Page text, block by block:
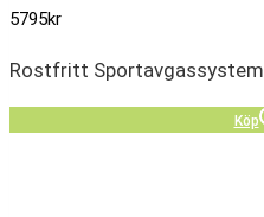
5795kr
Rostfritt Sportavgassystem
Köp